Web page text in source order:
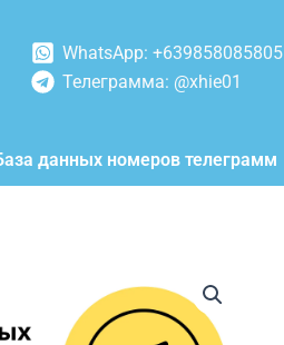
WhatsApp: +639858085805
Телеграмма: @xhie01
данных номеров телеграмм